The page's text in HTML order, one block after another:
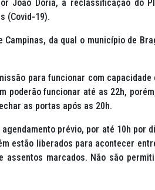
João Doria, a reclassificação do
(Covid-19).
da qual o município de
para funcionar com capacidade
poderão funcionar até as 22h,
as portas após as 20h.
prévio, por até 10h por
estão liberados para acontecer
marcados. Não são